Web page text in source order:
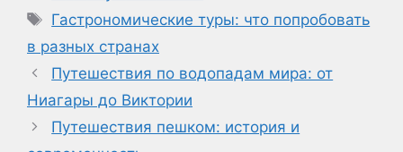
Метки
Гастрономические туры: что попробовать
в разных странах
Путешествия по водопадам мира: от
Ниагары до Виктории
Путешествия пешком: история и